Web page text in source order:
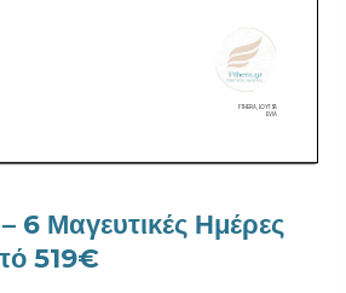
6 Μαγευτικές Ημέρες
519€